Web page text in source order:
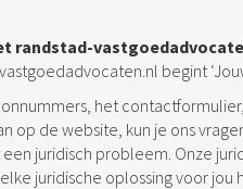
randstad-
begint
het
op de website, kun je ons
juridisch probleem. Onze
juridische oplossing voor jou